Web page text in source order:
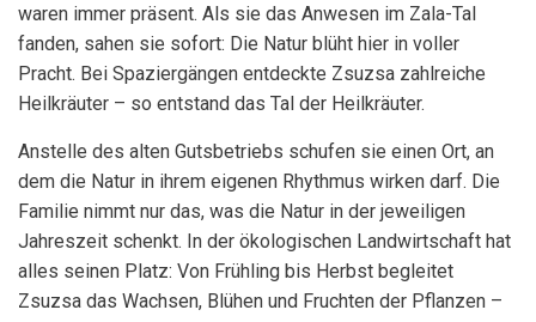
waren immer präsent. Als sie das Anwesen im Zala-Tal
fanden, sahen sie sofort: Die Natur blüht hier in voller
Pracht. Bei Spaziergängen entdeckte Zsuzsa zahlreiche
Heilkräuter – so entstand das Tal der Heilkräuter.
Anstelle des alten Gutsbetriebs schufen sie einen Ort, an
dem die Natur in ihrem eigenen Rhythmus wirken darf. Die
Familie nimmt nur das, was die Natur in der jeweiligen
Jahreszeit schenkt. In der ökologischen Landwirtschaft hat
alles seinen Platz: Von Frühling bis Herbst begleitet
Zsuzsa das Wachsen, Blühen und Fruchten der Pflanzen –